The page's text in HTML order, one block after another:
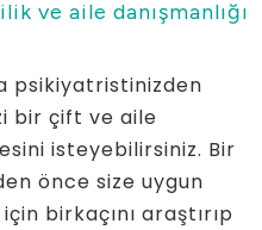
ve aile danışmanlığı
psikiyatristinizden
bir çift ve aile
isteyebilirsiniz. Bir
önce size uygun
birkaçını araştırıp